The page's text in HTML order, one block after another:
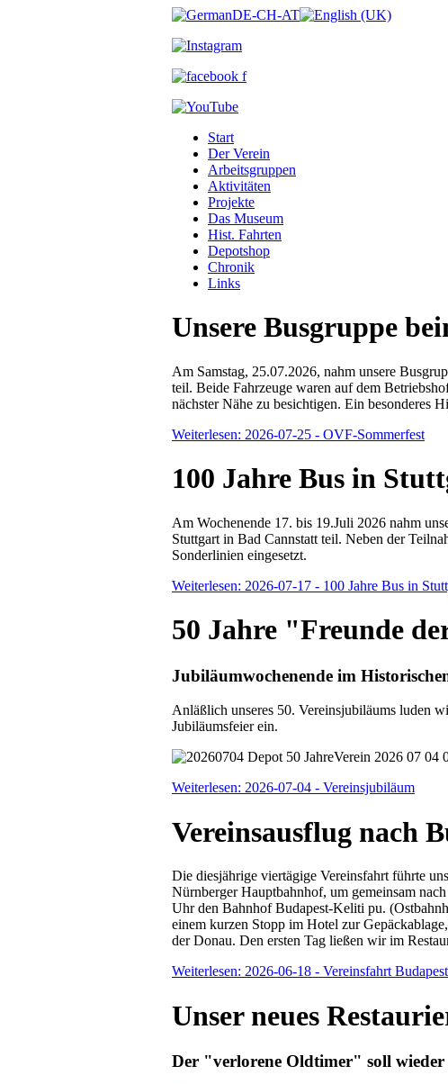
Start
Der Verein
Arbeitsgruppen
Aktivitäten
Projekte
Das Museum
Hist. Fahrten
Depotshop
Chronik
Links
Unsere Busgruppe
Am Samstag, 25.07.2026, nahm unsere
teil. Beide Fahrzeuge waren auf dem
nächster Nähe zu besichtigen. Ein besonderes
Weiterlesen: 2026-07-25 - OVF-Sommerfest
100 Jahre Bus in
Am Wochenende 17. bis 19.Juli 2026 nahm
Stuttgart in Bad Cannstatt teil. Neben der
Sonderlinien eingesetzt.
Weiterlesen: 2026-07-17 - 100 Jahre Bus in
50 Jahre "Freunde
Jubiläumwochenende im
Anläßlich unseres 50. Vereinsjubiläums luden
Jubiläumsfeier ein.
Weiterlesen: 2026-07-04 - Vereinsjubiläum
Vereinsausflug nach
Die diesjährige viertägige Vereinsfahrt führte
Nürnberger Hauptbahnhof, um gemeinsam
Uhr den Bahnhof Budapest-Keliti pu.
einem kurzen Stopp im Hotel zur
der Donau. Den ersten Tag ließen wir im
Weiterlesen: 2026-06-18 - Vereinsfahrt Budapest
Unser neues
Der "verlorene Oldtimer" soll